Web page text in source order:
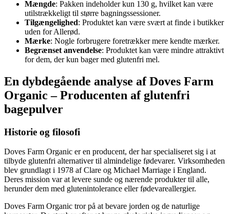
Mængde: Pakken indeholder kun 130 g, hvilket kan være
utilstrækkeligt til større bagningssessioner.
Tilgængelighed: Produktet kan være svært at finde i butikker
uden for Allerød.
Mærke: Nogle forbrugere foretrækker mere kendte mærker.
Begrænset anvendelse: Produktet kan være mindre attraktivt
for dem, der kun bager med glutenfri mel.
En dybdegående analyse af Doves Farm
Organic – Producenten af glutenfri
bagepulver
Historie og filosofi
Doves Farm Organic er en producent, der har specialiseret sig i at
tilbyde glutenfri alternativer til almindelige fødevarer. Virksomheden
blev grundlagt i 1978 af Clare og Michael Marriage i England.
Deres mission var at levere sunde og nærende produkter til alle,
herunder dem med glutenintolerance eller fødevareallergier.
Doves Farm Organic tror på at bevare jorden og de naturlige